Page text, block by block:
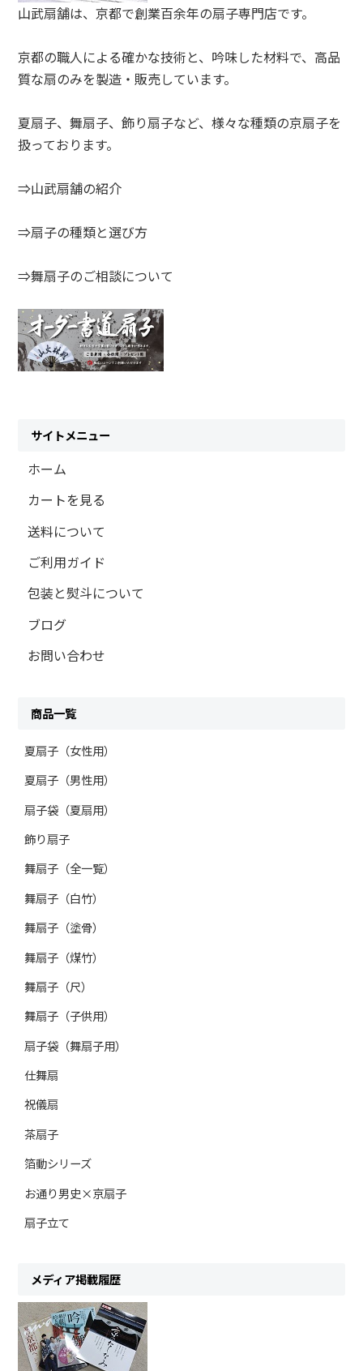
山武扇舗は、京都で創業百余年の扇子専門店です。
京都の職人による確かな技術と、吟味した材料で、高品
質な扇のみを製造・販売しています。
夏扇子、舞扇子、飾り扇子など、様々な種類の京扇子を
扱っております。
⇒山武扇舗の紹介
⇒扇子の種類と選び方
⇒舞扇子のご相談について
サイトメニュー
ホーム
カートを見る
送料について
ご利用ガイド
包装と熨斗について
ブログ
お問い合わせ
商品一覧
夏扇子（女性用）
夏扇子（男性用）
扇子袋（夏扇用）
飾り扇子
舞扇子（全一覧）
舞扇子（白竹）
舞扇子（塗骨）
舞扇子（煤竹）
舞扇子（尺）
舞扇子（子供用）
扇子袋（舞扇子用）
仕舞扇
祝儀扇
茶扇子
箔動シリーズ
お通り男史×京扇子
扇子立て
メディア掲載履歴